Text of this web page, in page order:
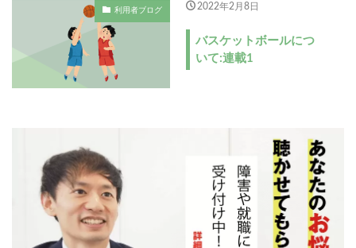
利用者ブログ 2022年2月8日
バスケットボールにつ
いて:連載1